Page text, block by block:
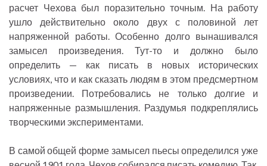
расчет Чехова был поразительно точным. На работу
ушло действительно около двух с половиной лет
напряженной работы. Особенно долго вынашивался
замысел произведения. Тут-то и должно было
определить — как писать в новых исторических
условиях, что и как сказать людям в этом предсмертном
произведении. Потребовались не только долгие и
напряженные размышления. Раздумья подкреплялись
творческими экспериментами.
В самой общей форме замысел пьесы определился уже